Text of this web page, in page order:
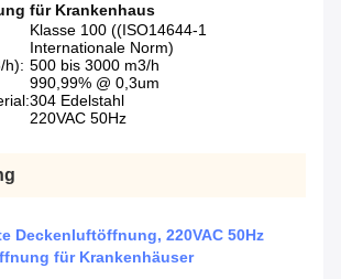
für Krankenhaus
Klasse 100 ((ISO14644-1
Internationale Norm)
h): 500 bis 3000 m3/h
990,99% @ 0,3um
304 Edelstahl
220VAC 50Hz
Deckenluftöffnung, 220VAC 50Hz
für Krankenhäuser